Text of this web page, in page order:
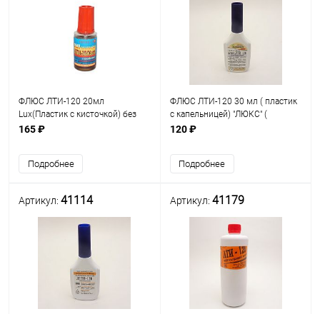
ФЛЮС ЛТИ-120 20мл
Lux(Пластик с кисточкой) без
спирта водосмываемый;
165 ₽
Подробнее
ФЛЮС ЛТИ-120 30 мл ( пластик
с капельницей) "ЛЮКС" (
Высокоактивн/Водосмываемый
+320°C ) AVRGROUP
120 ₽
Подробнее
Артикул: 41114 Артикул: 41179